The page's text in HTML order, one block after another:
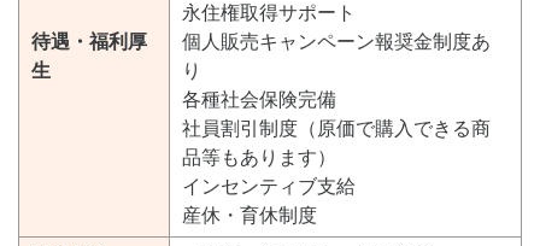
待遇・福利厚
生
永住権取得サポート
個人販売キャンペーン報奨金制度あ
り
各種社会保険完備
社員割引制度（原価で購入できる商
品等もあります）
インセンティブ支給
産休・育休制度